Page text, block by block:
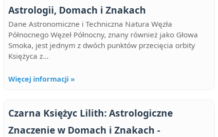
Astrologii, Domach i Znakach
Dane Astronomiczne i Techniczna Natura Węzła
Północnego Węzeł Północny, znany również jako Głowa
Smoka, jest jednym z dwóch punktów przecięcia orbity
Księżyca z...
Więcej informacji »
Czarna Księżyc Lilith: Astrologiczne
Znaczenie w Domach i Znakach -